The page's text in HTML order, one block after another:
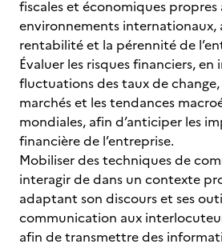
fiscales et économiques
environnements internationaux,
rentabilité et la pérennité de
Évaluer les risques financiers, en
fluctuations des taux de
marchés et les tendances
mondiales, afin d’anticiper les
financière de l’entreprise.
Mobiliser des techniques de
interagir de dans un contexte
adaptant son discours et ses
communication aux
afin de transmettre des